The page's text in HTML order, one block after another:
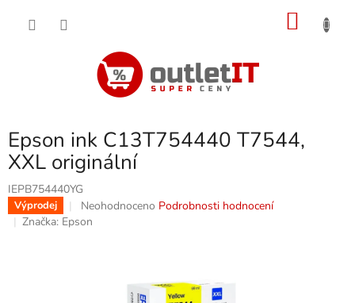
Epson ink C13T754440 T7544,
XXL originální
IEPB754440YG
Výprodej
Průměrné
hodnocení
Neohodnoceno Podrobnosti hodnocení
Značka: Epson